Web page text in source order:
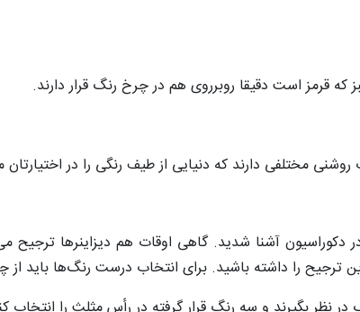
قرمز است دقیقا روبرروی هم در چرخ رنگ قرار دارند.
مختلفی دارند که دنیایی از طیف رنگی را در اختیارتان
دکوراسیون آشنا شدید. گاهی اوقات هم دیزاینر‌ها
را داشته باشید. برای انتخاب درست رنگ‌ها باید